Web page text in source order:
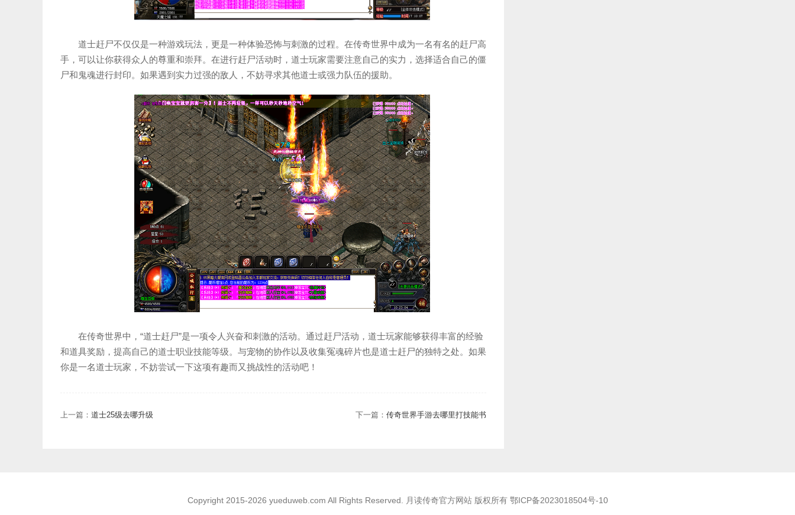
道士赶尸不仅仅是一种游戏玩法，更是一种体验恐怖与刺激的过程。在传奇世界中成为一名有名的赶尸高
手，可以让你获得众人的尊重和崇拜。在进行赶尸活动时，道士玩家需要注意自己的实力，选择适合自己的僵
尸和鬼魂进行封印。如果遇到实力过强的敌人，不妨寻求其他道士或强力队伍的援助。
在传奇世界中，“道士赶尸”是一项令人兴奋和刺激的活动。通过赶尸活动，道士玩家能够获得丰富的经验
和道具奖励，提高自己的道士职业技能等级。与宠物的协作以及收集冤魂碎片也是道士赶尸的独特之处。如果
你是一名道士玩家，不妨尝试一下这项有趣而又挑战性的活动吧！
上一篇： 道士25级去哪升级 下一篇： 传奇世界手游去哪里打技能书
Copyright 2015-2026 yueduweb.com All Rights Reserved. 月读传奇官方网站 版权所有 鄂ICP备2023018504号-10